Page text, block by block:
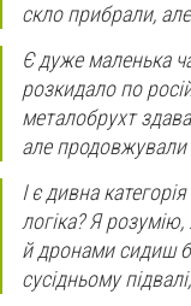
скло прибрали,
Є дуже маленька
розкидало по
металобрухт
але продовжували
І є дивна
логіка? Я
й дронами сидиш
сусідньому